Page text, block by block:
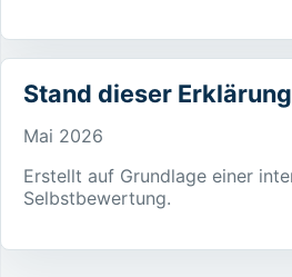
Stand dieser Erklärung
Mai 2026
Erstellt auf Grundlage einer
Selbstbewertung.